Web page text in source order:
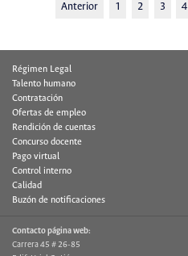
Anterior
1 2 3 4
Régimen Legal
Talento humano
Contratación
Ofertas de empleo
Rendición de cuentas
Concurso docente
Pago virtual
Control interno
Calidad
Buzón de notificaciones
Contacto página web:
Carrera 45 # 26-85